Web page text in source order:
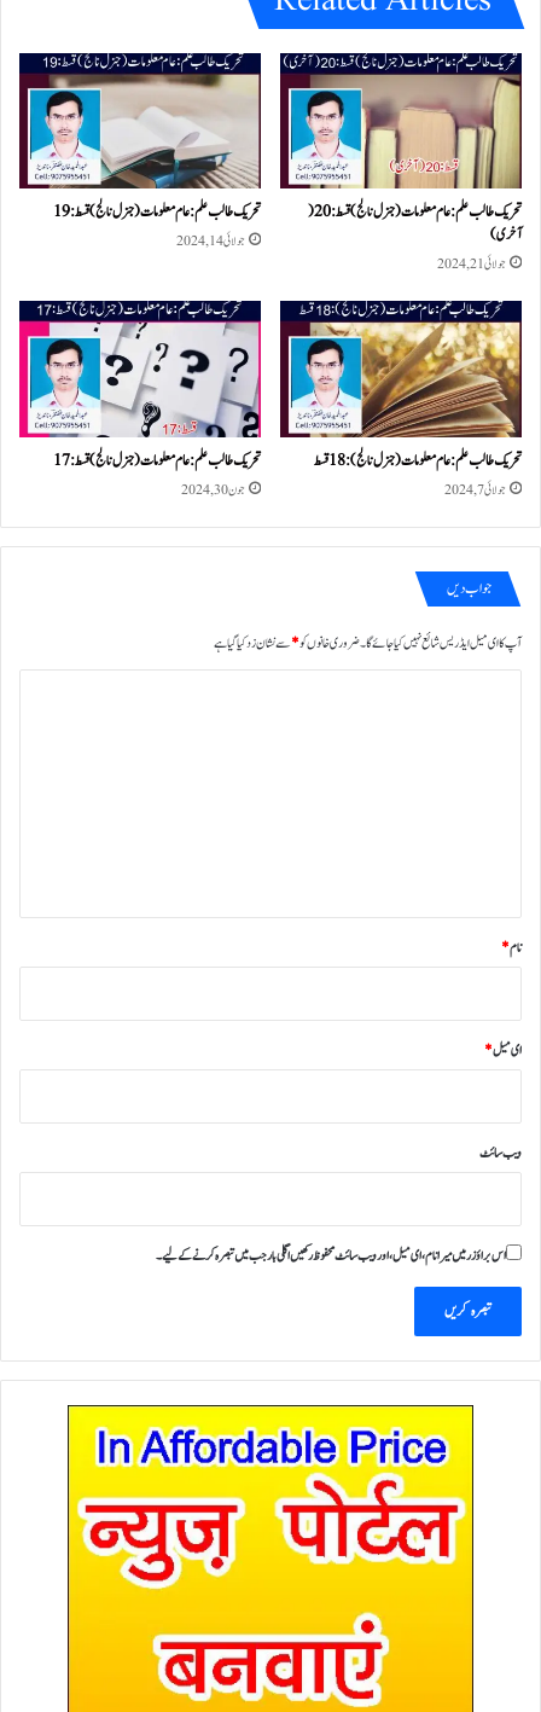
تحریک طالب علم: عام معلومات ( جنرل نالج) قسط:20 (
آخری)
جولائی 21, 2024
تحریک طالب علم: عام معلومات ( جنرل نالج) قسط: 19
جولائی 14, 2024
تحریک طالب علم: عام معلومات ( جنرل نالج) :18 قسط
جولائی 7, 2024
تحریک طالب علم: عام معلومات ( جنرل نالج) قسط:17
جون 30, 2024
جواب دیں
آپ کا ای میل ایڈریس شائع نہیں کیا جائے گا۔ضروری خانوں کو*سے نشان زد کیا گیا ہے
نام*
ای میل*
ویب‌ سائٹ
اس براؤزر میں میرا نام، ای میل، اور ویب سائٹ محفوظ رکھیں اگلی بار جب میں تبصرہ کرنے کےلیے۔